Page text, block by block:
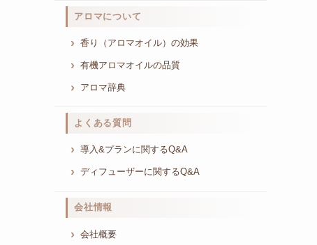
アロマについて
香り（アロマオイル）の効果
有機アロマオイルの品質
アロマ辞典
よくある質問
導入&プランに関するQ&A
ディフューザーに関するQ&A
会社情報
会社概要